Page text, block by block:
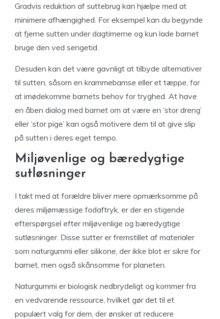
Gradvis reduktion af suttebrug kan hjælpe med at
minimere afhængighed. For eksempel kan du begynde
at fjerne sutten under dagtimerne og kun lade barnet
bruge den ved sengetid.
Desuden kan det være gavnligt at tilbyde alternativer
til sutten, såsom en krammebamse eller et tæppe, for
at imødekomme barnets behov for tryghed. At have
en åben dialog med barnet om at være en ‘stor dreng’
eller ‘stor pige’ kan også motivere dem til at give slip
på sutten i deres eget tempo.
Miljøvenlige og bæredygtige
sutløsninger
I takt med at forældre bliver mere opmærksomme på
deres miljømæssige fodaftryk, er der en stigende
efterspørgsel efter miljøvenlige og bæredygtige
sutløsninger. Disse sutter er fremstillet af materialer
som naturgummi eller silikone, der ikke blot er sikre for
barnet, men også skånsomme for planeten.
Naturgummi er biologisk nedbrydeligt og kommer fra
en vedvarende ressource, hvilket gør det til et
populært valg for dem, der ønsker at reducere